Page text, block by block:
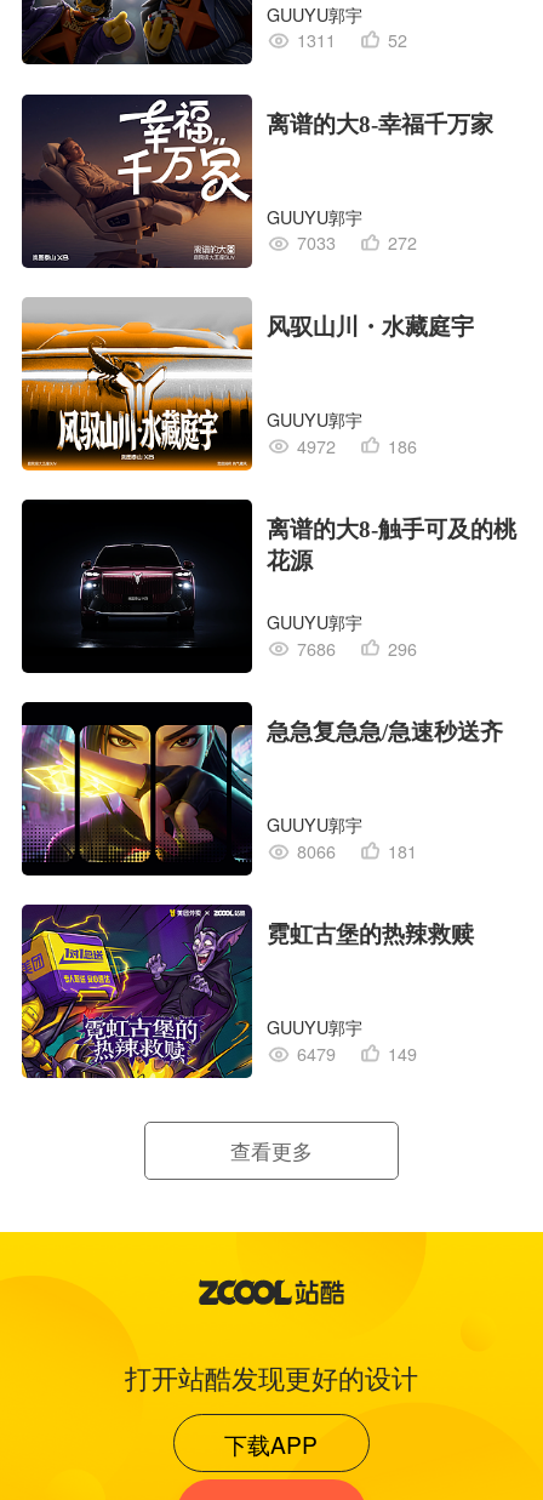
GUUYU郭宇
1311
52
离谱的大8-幸福千万家
GUUYU郭宇
7033
272
风驭山川・水藏庭宇
GUUYU郭宇
4972
186
离谱的大8-触手可及的桃
花源
GUUYU郭宇
7686
296
急急复急急/急速秒送齐
GUUYU郭宇
8066
181
霓虹古堡的热辣救赎
GUUYU郭宇
6479
149
查看更多
打开站酷发现更好的设计
下载APP